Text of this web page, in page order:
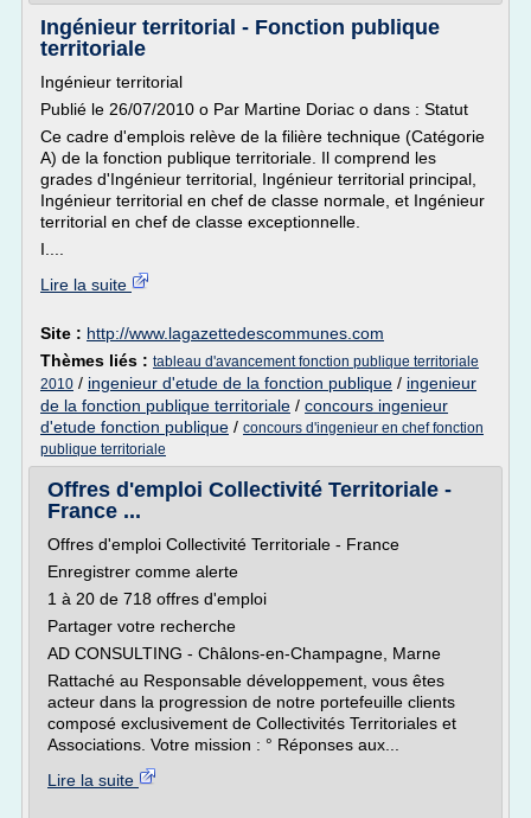
Ingénieur territorial - Fonction publique
territoriale
Ingénieur territorial
Publié le 26/07/2010 o Par Martine Doriac o dans : Statut
Ce cadre d'emplois relève de la filière technique (Catégorie
A) de la fonction publique territoriale. Il comprend les
grades d'Ingénieur territorial, Ingénieur territorial principal,
Ingénieur territorial en chef de classe normale, et Ingénieur
territorial en chef de classe exceptionnelle.
I....
Lire la suite
Site : http://www.lagazettedescommunes.com
Thèmes liés : tableau d'avancement fonction publique territoriale
2010 / ingenieur d'etude de la fonction publique / ingenieur
de la fonction publique territoriale / concours ingenieur
d'etude fonction publique / concours d'ingenieur en chef fonction
publique territoriale
Offres d'emploi Collectivité Territoriale -
France ...
Offres d'emploi Collectivité Territoriale - France
Enregistrer comme alerte
1 à 20 de 718 offres d'emploi
Partager votre recherche
AD CONSULTING - Châlons-en-Champagne, Marne
Rattaché au Responsable développement, vous êtes
acteur dans la progression de notre portefeuille clients
composé exclusivement de Collectivités Territoriales et
Associations. Votre mission : ° Réponses aux...
Lire la suite